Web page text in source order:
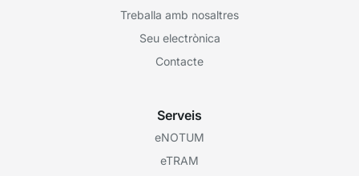
Treballa amb nosaltres
Seu electrònica
Contacte
Serveis
eNOTUM
eTRAM